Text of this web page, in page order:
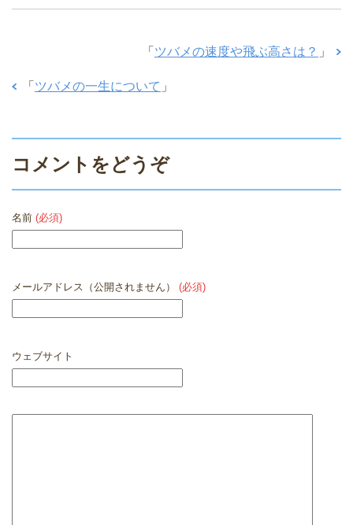
「 ツバメの速度や飛ぶ高さは？ 」
「 ツバメの一生について 」
コメントをどうぞ
名前 (必須)
メールアドレス（公開されません） (必須)
ウェブサイト